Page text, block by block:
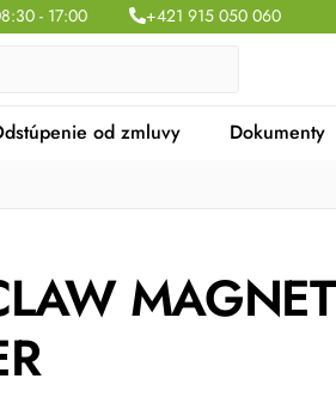
- 17:00 +421 915 050 060
od zmluvy Dokumenty
MAGNET